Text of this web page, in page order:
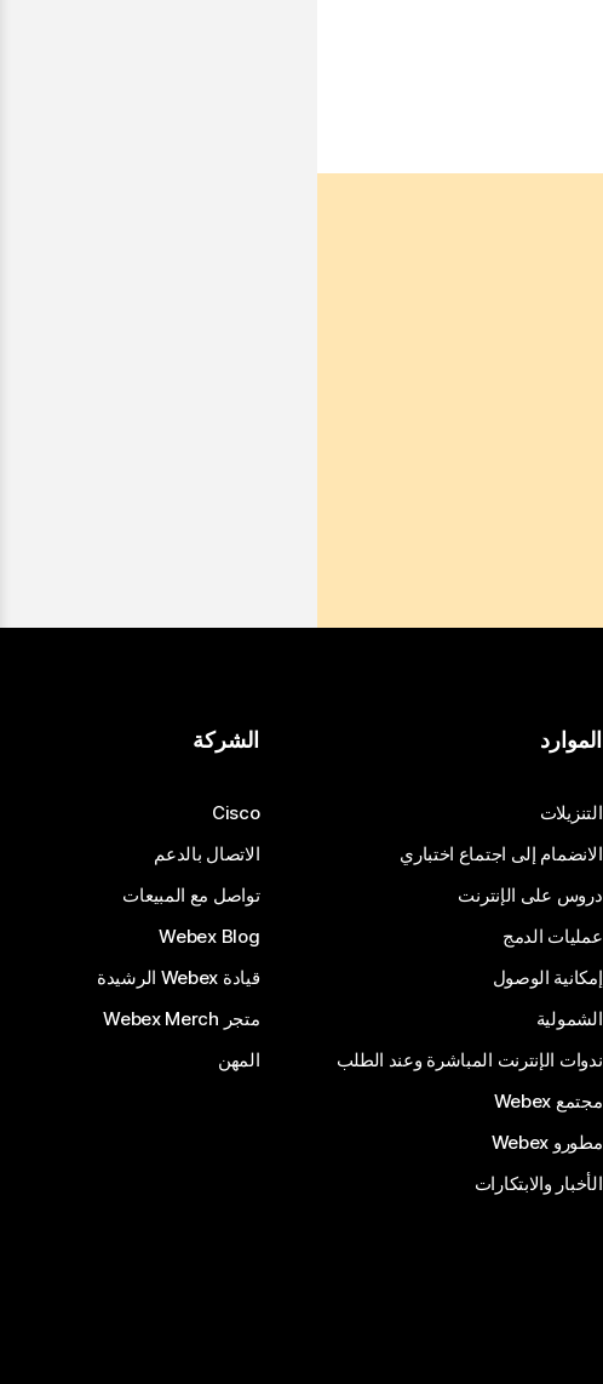
الموارد
التنزيلات
الانضمام إلى اجتماع اختباري
دروس على الإنترنت
عمليات الدمج
إمكانية الوصول
الشمولية
ندوات الإنترنت المباشرة وعند الطلب
مجتمع Webex
مطورو Webex
الأخبار والابتكارات
الشركة
Cisco
الاتصال بالدعم
تواصل مع المبيعات
Webex Blog
قيادة Webex الرشيدة
متجر Webex Merch
المهن